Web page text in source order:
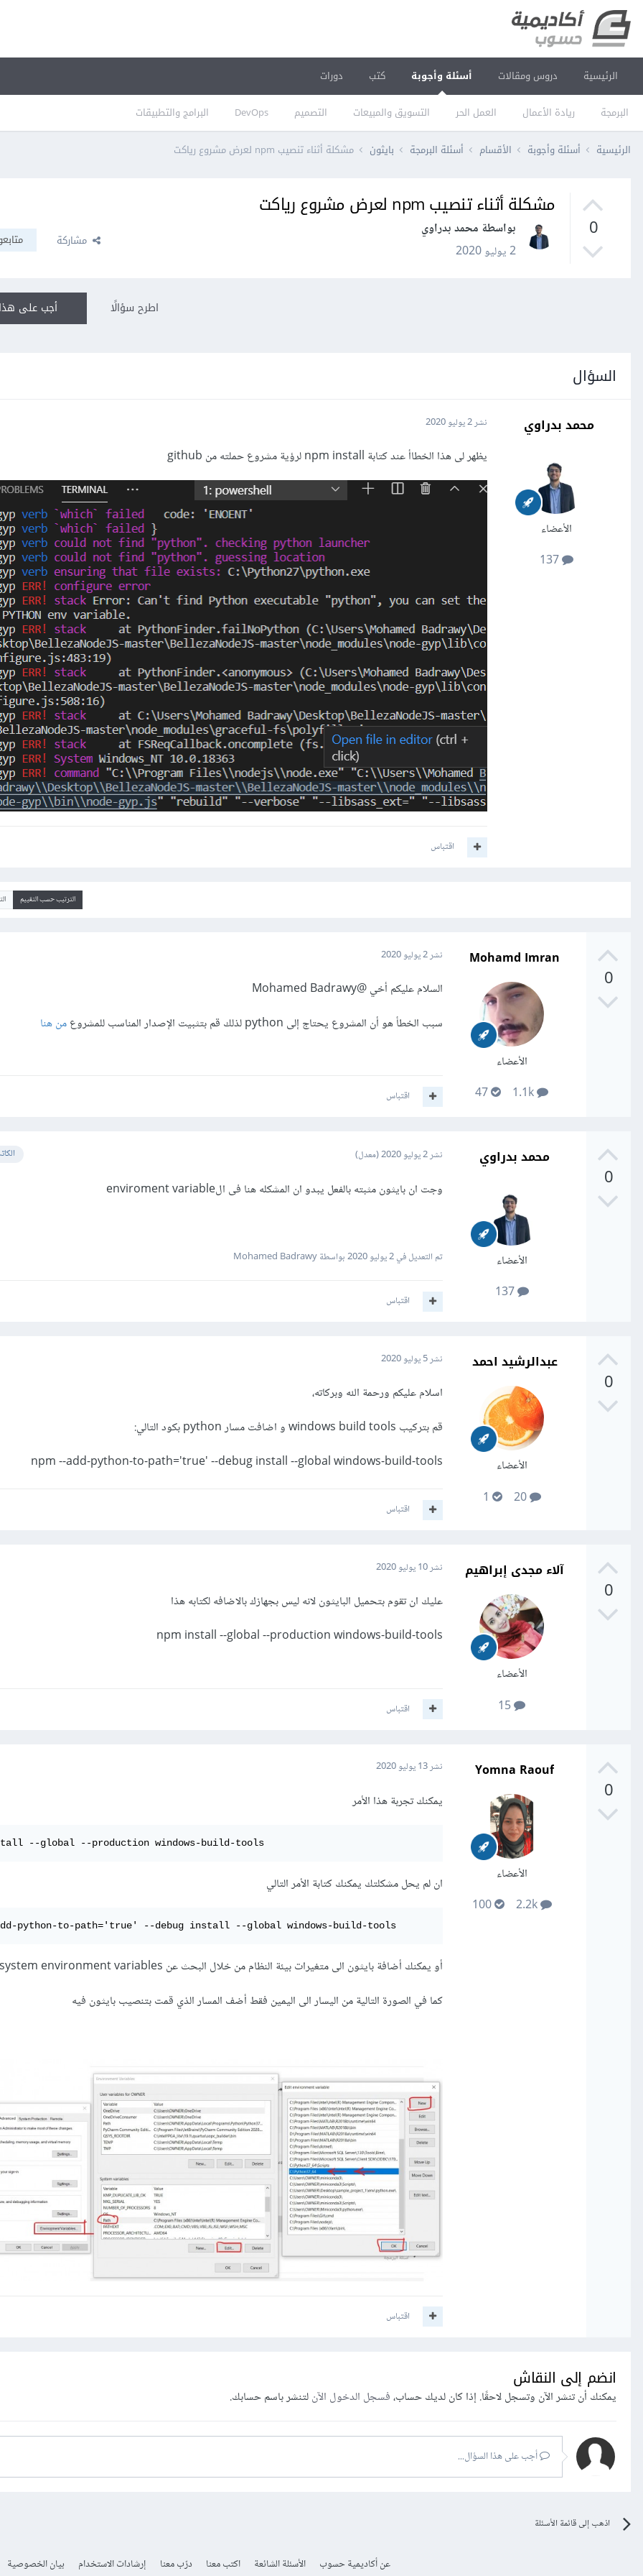
الرئيسية دروس ومقالات أسئلة وأجوبة
البرمجة ريادة الأعمال العمل الحر التسويق والمبيعات التصميم DevOps البرامج والتطبيقات
كتب دورات
الرئيسية أسئلة وأجوبة الأقسام أسئلة البرمجة بايثون مشكلة أثناء تنصيب npm لعرض مشروع رياكت
0
مشكلة أثناء تنصيب npm لعرض مشروع رياكت
بواسطة محمد بدراوي
2 يوليو 2020
مشاركة
أجب على اطرح سؤالًا
السؤال
محمد بدراوي
الأعضاء
137
نشر2 يوليو 2020
يظهر لى هذا الخطاأ عند كتابة npm install لرؤية مشروع حملته من github
اقتباس
الترتيب حسب التقييم
0
Mohamd Imran
الأعضاء
نشر2 يوليو 2020
السلام عليكم أخي@Mohamed Badrawy
سبب الخطأ هو أن المشروع يحتاج إلى python لذلك قم بتثبيت الإصدار المناسب للمشروع
من هنا
اقتباس
0
محمد بدراوي
الأعضاء
137
نشر2 يوليو 2020 (معدل)
وجت ان بايثون مثبته بالفعل يبدو ان المشكله هنا فى الenviroment variable
تم التعديل في2 يوليو 2020 بواسطة Mohamed Badrawy
اقتباس
0
عبدالرشيد احمد
الأعضاء
20
نشر5 يوليو 2020
اسلام عليكم ورحمة الله وبركاته،
قم بتركيب windows build tools و اضافت مسار python بكود التالي:
npm --add-python-to-path='true' --debug install --global windows-build-tools
اقتباس
0
آلاء مجدى إبراهيم
الأعضاء
نشر10 يوليو 2020
عليك ان تقوم بتحميل البايثون لانه ليس بجهازك بالاضافه لكتابه هذا
npm install --global --production windows-build-tools
اقتباس
0
Yomna Raouf
الأعضاء
2.2k
100
نشر13 يوليو 2020
يمكنك تجربة هذا الأمر
--global --production windows-build-tools
ان لم يحل مشكلتك يمكنك كتابة الأمر التالي
python-to-path='true' --debug install --global windows-build-tools
أو يمكنك أضافة بايثون الى متغيرات بيئة النظام من خلال البحث عن system environment variables
كما في الصورة التالية من اليسار الى اليمين فقط أضف المسار الذي قمت بتنصيب بايثون فيه
اقتباس
انضم إلى النقاش
يمكنك أن تنشر الآن وتسجل لاحقًا. إذا كان لديك حساب،فسجل الدخول الآنلتنشر باسم حسابك.
أجب على هذا السؤال...
اذهب إلى قائمة الأسئلة
عن أكاديمية حسوب الأسئلة الشائعة اكتب معنا درّب معنا إرشادات الاستخدام بيان الخصوصية